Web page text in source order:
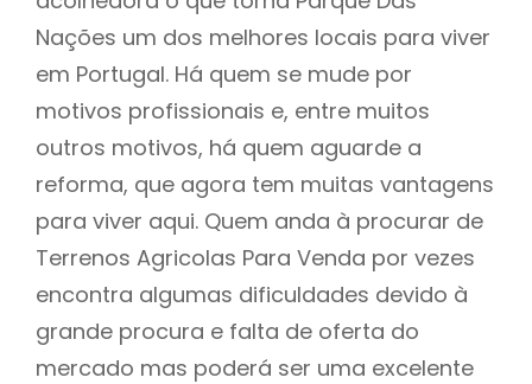
Nações um dos melhores locais para viver
em Portugal. Há quem se mude por
motivos profissionais e, entre muitos
outros motivos, há quem aguarde a
reforma, que agora tem muitas vantagens
para viver aqui. Quem anda à procurar de
Terrenos Agricolas Para Venda por vezes
encontra algumas dificuldades devido à
grande procura e falta de oferta do
mercado mas poderá ser uma excelente